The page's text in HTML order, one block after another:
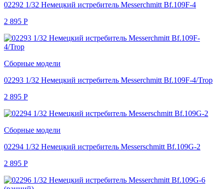
02292 1/32 Немецкий истребитель Messerchmitt Bf.109F-4
2 895 Р
Сборные модели
02293 1/32 Немецкий истребитель Messerchmitt Bf.109F-4/Trop
2 895 Р
Сборные модели
02294 1/32 Немецкий истребитель Messerschmitt Bf.109G-2
2 895 Р